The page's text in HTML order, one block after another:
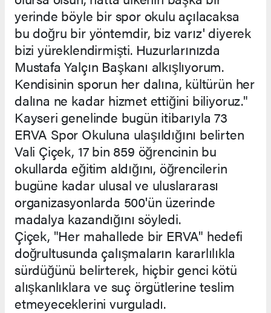
yerinde böyle bir spor okulu açılacaksa
bu doğru bir yöntemdir, biz varız' diyerek
bizi yüreklendirmişti. Huzurlarınızda
Mustafa Yalçın Başkanı alkışlıyorum.
Kendisinin sporun her dalına, kültürün her
dalına ne kadar hizmet ettiğini biliyoruz."
Kayseri genelinde bugün itibarıyla 73
ERVA Spor Okuluna ulaşıldığını belirten
Vali Çiçek, 17 bin 859 öğrencinin bu
okullarda eğitim aldığını, öğrencilerin
bugüne kadar ulusal ve uluslararası
organizasyonlarda 500'ün üzerinde
madalya kazandığını söyledi.
Çiçek, "Her mahallede bir ERVA" hedefi
doğrultusunda çalışmaların kararlılıkla
sürdüğünü belirterek, hiçbir genci kötü
alışkanlıklara ve suç örgütlerine teslim
etmeyeceklerini vurguladı.